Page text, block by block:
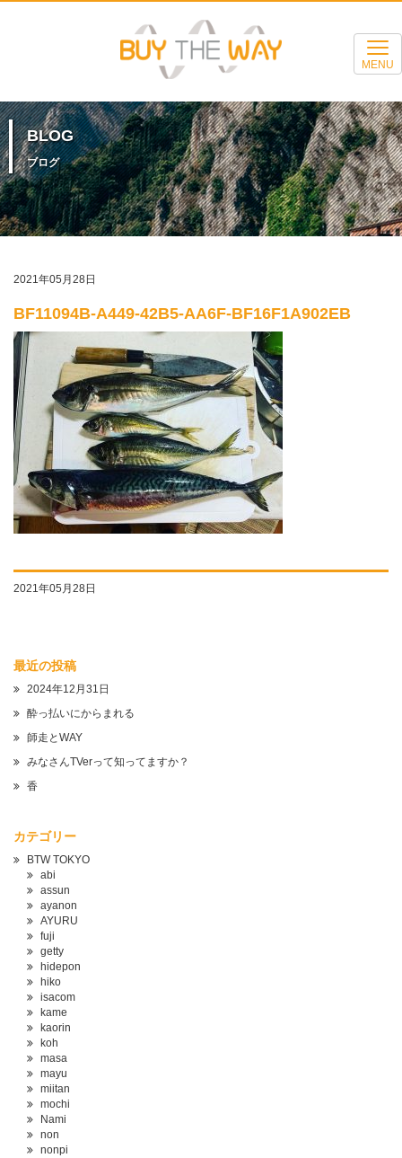
MENU
BLOG
ブログ
2021年05月28日
BF11094B-A449-42B5-AA6F-BF16F1A902EB
2021年05月28日
最近の投稿
2024年12月31日
酔っ払いにからまれる
師走とWAY
みなさんTVerって知ってますか？
香
カテゴリー
BTW TOKYO
abi
assun
ayanon
AYURU
fuji
getty
hidepon
hiko
isacom
kame
kaorin
koh
masa
mayu
miitan
mochi
Nami
non
nonpi